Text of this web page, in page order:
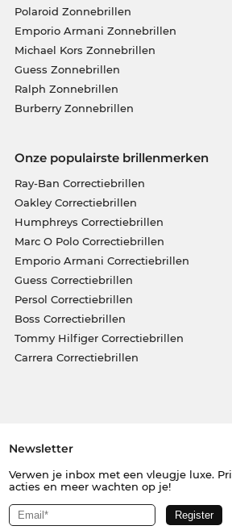
Polaroid Zonnebrillen
Emporio Armani Zonnebrillen
Michael Kors Zonnebrillen
Guess Zonnebrillen
Ralph Zonnebrillen
Burberry Zonnebrillen
Onze populairste brillenmerken
Ray-Ban Correctiebrillen
Oakley Correctiebrillen
Humphreys Correctiebrillen
Marc O Polo Correctiebrillen
Emporio Armani Correctiebrillen
Guess Correctiebrillen
Persol Correctiebrillen
Boss Correctiebrillen
Tommy Hilfiger Correctiebrillen
Carrera Correctiebrillen
Newsletter
Verwen je inbox met een vleugje luxe.
acties en meer wachten op je!